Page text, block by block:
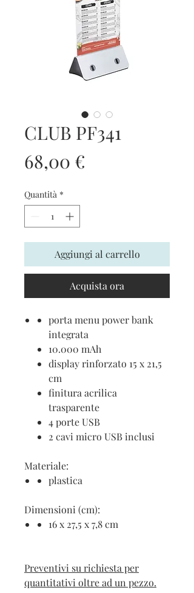
CLUB PF341
68,00 €
Quantità *
Aggiungi al carrello
Acquista ora
porta menu power bank
integrata
10.000 mAh
display rinforzato 15 x 21,5
cm
finitura acrilica
trasparente
4 porte USB
2 cavi micro USB inclusi
Materiale:
plastica
Dimensioni (cm):
16 x 27,5 x 7,8 cm
Preventivi su richiesta per
quantitativi oltre ad un pezzo.